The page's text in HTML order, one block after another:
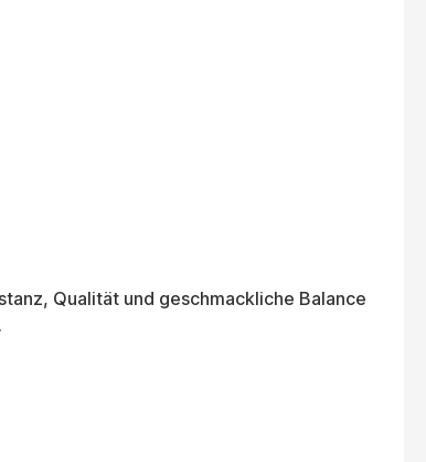
Qualität und geschmackliche Balance